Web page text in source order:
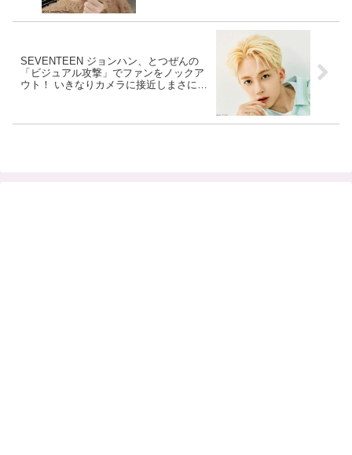
SEVENTEEN ジョンハン、とつぜんの
「ビジュアル攻撃」でファンをノックア
ウト！ いきなりカメラに接近しまさに美